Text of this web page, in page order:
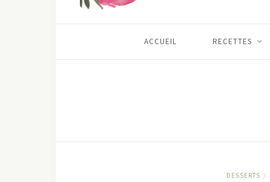
ACCUEIL RECETTES
DESSERTS /